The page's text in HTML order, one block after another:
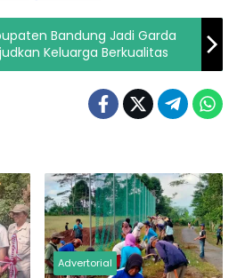
Bandung Jadi Garda
Keluarga Berkualitas
Advertorial